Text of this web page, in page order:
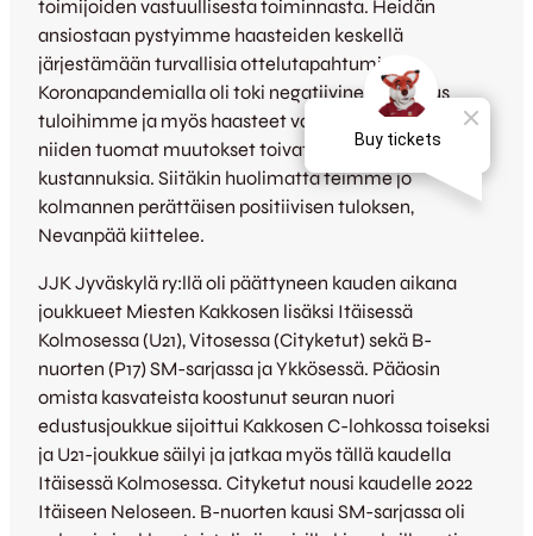
toimijoiden vastuullisesta toiminnasta. Heidän
ansiostaan pystyimme haasteiden keskellä
järjestämään turvallisia ottelutapahtumia.
Koronapandemialla oli toki negatiivinen vaikutus
tuloihimme ja myös haasteet valmennuksessa sekä
niiden tuomat muutokset toivat seuralle
kustannuksia. Siitäkin huolimatta teimme jo
kolmannen perättäisen positiivisen tuloksen,
Nevanpää kiittelee.
JJK Jyväskylä ry:llä oli päättyneen kauden aikana
joukkueet Miesten Kakkosen lisäksi Itäisessä
Kolmosessa (U21), Vitosessa (Cityketut) sekä B-
nuorten (P17) SM-sarjassa ja Ykkösessä. Pääosin
omista kasvateista koostunut seuran nuori
edustusjoukkue sijoittui Kakkosen C-lohkossa toiseksi
ja U21-joukkue säilyi ja jatkaa myös tällä kaudella
Itäisessä Kolmosessa. Cityketut nousi kaudelle 2022
Itäiseen Neloseen. B-nuorten kausi SM-sarjassa oli